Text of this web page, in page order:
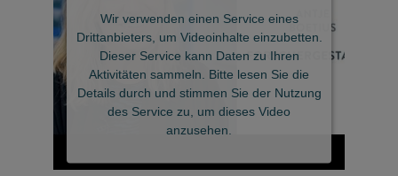
Wir verwenden einen Service eines
Drittanbieters, um Videoinhalte einzubetten.
Dieser Service kann Daten zu Ihren
Aktivitäten sammeln. Bitte lesen Sie die
Details durch und stimmen Sie der Nutzung
des Service zu, um dieses Video
anzusehen.